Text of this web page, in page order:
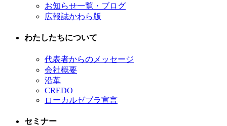
お知らせ一覧・ブログ
広報誌かわら版
わたしたちについて
代表者からのメッセージ
会社概要
沿革
CREDO
ローカルゼブラ宣言
セミナー